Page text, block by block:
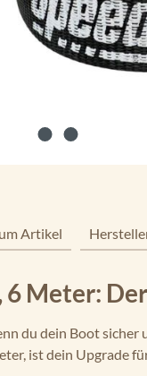
Artikel
Meter:
du dein Boot
ist dein Upgrade